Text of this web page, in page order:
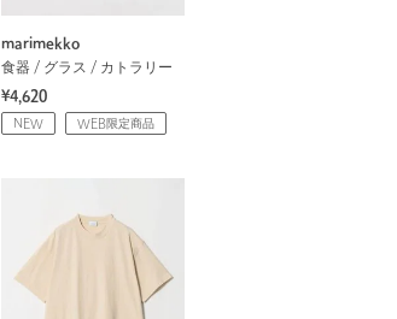
marimekko
食器 / グラス / カトラリー
¥4,620
NEW WEB限定商品